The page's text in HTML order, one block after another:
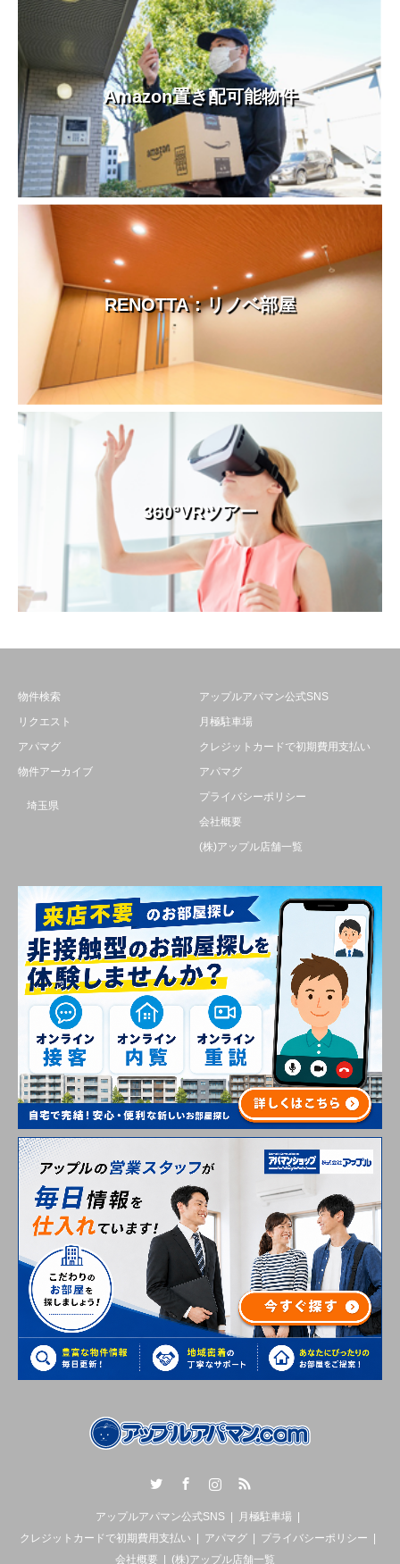
Amazon置き配可能物件
RENOTTA：リノベ部屋
360°VRツアー
物件検索
リクエスト
アパマグ
物件アーカイブ
埼玉県
アップルアパマン公式SNS
月極駐車場
クレジットカードで初期費用支払い
アパマグ
プライバシーポリシー
会社概要
(株)アップル店舗一覧
RSS
アップルアパマン公式SNS
月極駐車場
クレジットカードで初期費用支払い
アパマグ
プライバシーポリシー
会社概要
(株)アップル店舗一覧